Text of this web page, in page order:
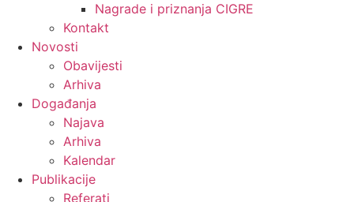
Nagrade i priznanja CIGRE
Kontakt
Novosti
Obavijesti
Arhiva
Događanja
Najava
Arhiva
Kalendar
Publikacije
Referati